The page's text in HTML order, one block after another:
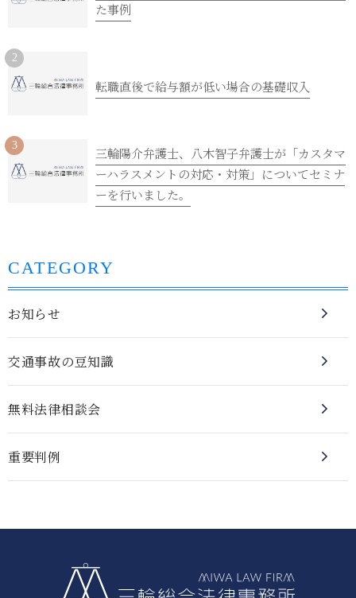
た事例
転職直後で給与額が低い場合の基礎収入
三輪陽介弁護士、八木智子弁護士が「カスタマ
ーハラスメントの対応・対策」についてセミナ
ーを行いました。
CATEGORY
お知らせ
交通事故の豆知識
無料法律相談会
重要判例